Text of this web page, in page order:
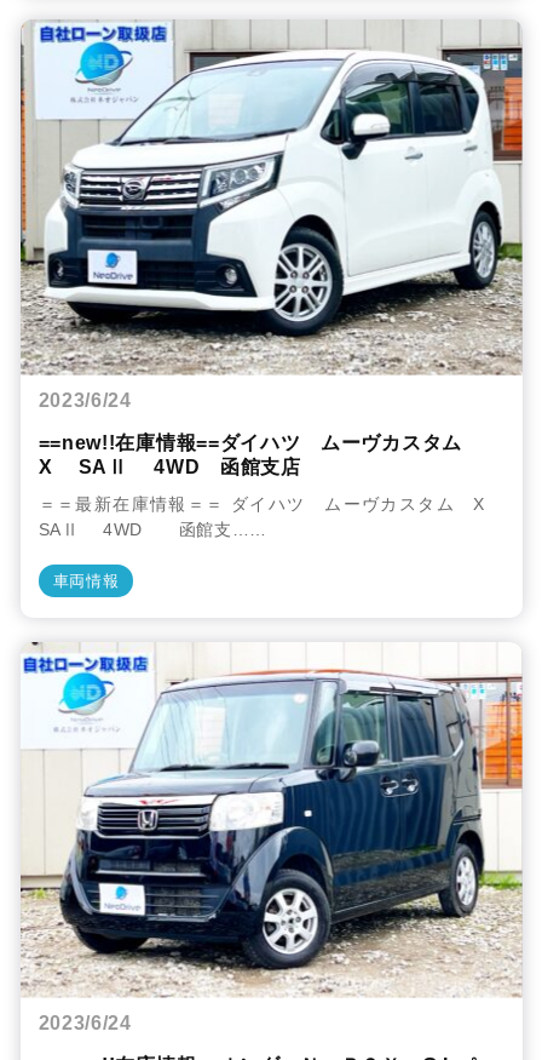
2023/6/24
==new!!在庫情報==ダイハツ ムーヴカスタム
X SAⅡ 4WD 函館支店
＝＝最新在庫情報＝＝ ダイハツ ムーヴカスタム X
SAⅡ 4WD 函館支……
車両情報
2023/6/24